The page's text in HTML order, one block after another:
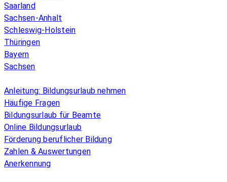
Saarland
Sachsen-Anhalt
Schleswig-Holstein
Thüringen
Bayern
Sachsen
Anleitung: Bildungsurlaub nehmen
Häufige Fragen
Bildungsurlaub für Beamte
Online Bildungsurlaub
Förderung beruflicher Bildung
Zahlen & Auswertungen
Anerkennung